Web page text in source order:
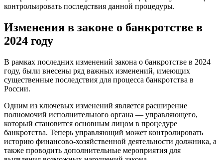
контрольировать последствия данной процедуры.
Изменения в законе о банкротстве в
2024 году
В рамках последних изменений закона о банкротстве в 2024
году, были внесены ряд важных изменений, имеющих
существенные последствия для процесса банкротства в
России.
Одним из ключевых изменений является расширение
полномочий исполнительного органа — управляющего,
который становится основным лицом в процедуре
банкротства. Теперь управляющий может контролировать
историю финансово-хозяйственной деятельности должника, а
также проводить дополнительные мероприятия для